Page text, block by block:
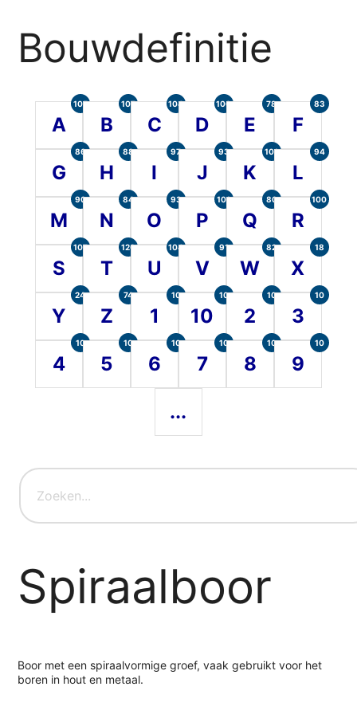
Bouwdefinitie
A
105
B
107
C
104
D
100
E
78
F
83
G
86
H
88
I
97
J
93
K
101
L
94
M
90
N
84
O
93
P
101
Q
80
R
100
S
107
T
120
U
104
V
91
W
82
X
18
Y
24
Z
74
1
10
10
10
2
10
3
10
4
10
5
10
6
10
7
10
8
10
9
10
...
Spiraalboor
Boor met een spiraalvormige groef, vaak gebruikt voor het
boren in hout en metaal.